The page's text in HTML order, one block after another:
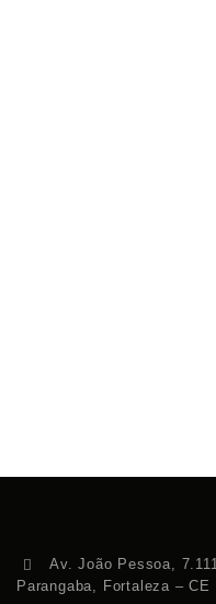
Av. João Pessoa, 7.111
Parangaba, Fortaleza – CE